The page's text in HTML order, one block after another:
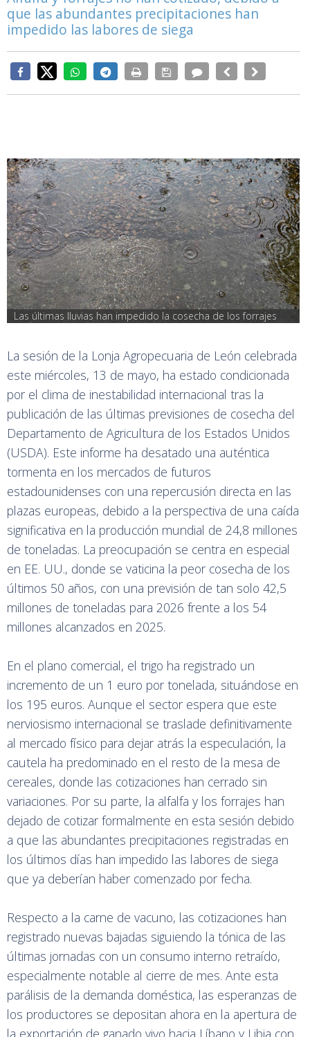
que las abundantes precipitaciones han
impedido las labores de siega
Las últimas lluvias han impedido la cosecha de los forrajes
La sesión de la Lonja Agropecuaria de León celebrada
este miércoles, 13 de mayo, ha estado condicionada
por el clima de inestabilidad internacional tras la
publicación de las últimas previsiones de cosecha del
Departamento de Agricultura de los Estados Unidos
(USDA). Este informe ha desatado una auténtica
tormenta en los mercados de futuros
estadounidenses con una repercusión directa en las
plazas europeas, debido a la perspectiva de una caída
significativa en la producción mundial de 24,8 millones
de toneladas. La preocupación se centra en especial
en EE. UU., donde se vaticina la peor cosecha de los
últimos 50 años, con una previsión de tan solo 42,5
millones de toneladas para 2026 frente a los 54
millones alcanzados en 2025.
En el plano comercial, el trigo ha registrado un
incremento de un 1 euro por tonelada, situándose en
los 195 euros. Aunque el sector espera que este
nerviosismo internacional se traslade definitivamente
al mercado físico para dejar atrás la especulación, la
cautela ha predominado en el resto de la mesa de
cereales, donde las cotizaciones han cerrado sin
variaciones. Por su parte, la alfalfa y los forrajes han
dejado de cotizar formalmente en esta sesión debido
a que las abundantes precipitaciones registradas en
los últimos días han impedido las labores de siega
que ya deberían haber comenzado por fecha.
Respecto a la carne de vacuno, las cotizaciones han
registrado nuevas bajadas siguiendo la tónica de las
últimas jornadas con un consumo interno retraído,
especialmente notable al cierre de mes. Ante esta
parálisis de la demanda doméstica, las esperanzas de
los productores se depositan ahora en la apertura de
la exportación de ganado vivo hacia Líbano y Libia con